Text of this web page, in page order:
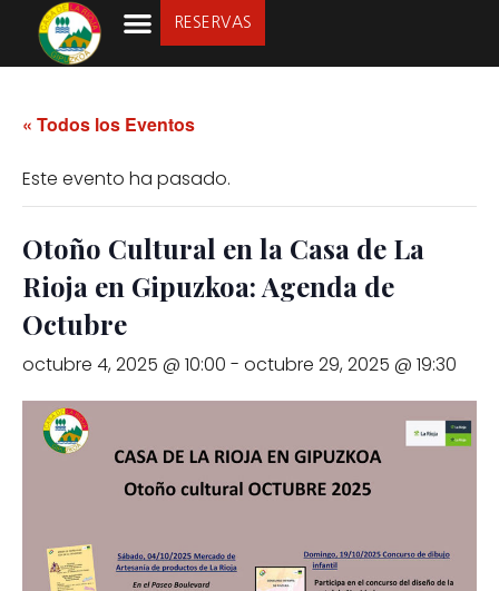
RESERVAS
« Todos los Eventos
Este evento ha pasado.
Otoño Cultural en la Casa de La
Rioja en Gipuzkoa: Agenda de
Octubre
octubre 4, 2025 @ 10:00 - octubre 29, 2025 @ 19:30